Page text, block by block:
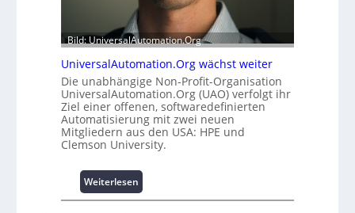
s
b
a
u
e
m
m
n
i
e
2
u
d
4
0
A
Bild: UniversalAutomation.Org
UniversalAutomation.Org wächst weiter
Die unabhängige Non-Profit-Organisation
UniversalAutomation.Org (UAO) verfolgt ihr
Ziel einer offenen, softwaredefinierten
Automatisierung mit zwei neuen
Mitgliedern aus den USA: HPE und
Clemson University.
Weiterlesen
U